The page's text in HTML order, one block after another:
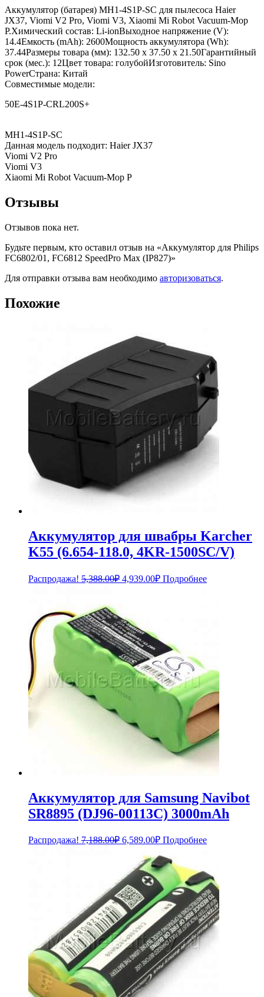
Аккумулятор (батарея) MH1-4S1P-SC для пылесоса Haier
JX37, Viomi V2 Pro, Viomi V3, Xiaomi Mi Robot Vacuum-Mop
P.Химический состав: Li-ionВыходное напряжение (V):
14.4Емкость (mAh): 2600Мощность аккумулятора (Wh):
37.44Размеры товара (мм): 132.50 x 37.50 x 21.50Гарантийный
срок (мес.): 12Цвет товара: голубойИзготовитель: Sino
PowerСтрана: Китай
Совместимые модели:
50E-4S1P-CRL200S+
MH1-4S1P-SC
Данная модель подходит: Haier JX37
Viomi V2 Pro
Viomi V3
Xiaomi Mi Robot Vacuum-Mop P
Отзывы
Отзывов пока нет.
Будьте первым, кто оставил отзыв на «Аккумулятор для Philips
FC6802/01, FC6812 SpeedPro Max (IP827)»
Для отправки отзыва вам необходимо авторизоваться.
Похожие
Аккумулятор для швабры Karcher
K55 (6.654-118.0, 4KR-1500SC/V)
Распродажа! 5,388.00₽ Первоначальная
4,939.00₽Текущая
цена:
Подробнее
Аккумулятор для Samsung Navibot
SR8895 (DJ96-00113С) 3000mAh
Распродажа! 7,188.00₽ Первоначальная
составляла
7,188.00₽.
6,589.00₽Текущая
6,589.00₽.
Подробнее